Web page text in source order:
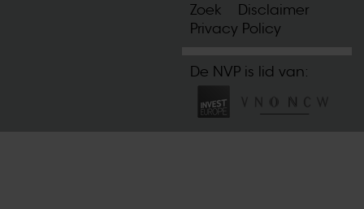
Zoek
Disclaimer
Privacy Policy
De NVP is lid van: